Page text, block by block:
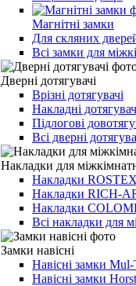
Магнітні замки
Для скляних
Всі замки для
Дверні дотягувачі
Врізні дотягувачі
Накладні
Підлогові
Всі дверні
Накладки для
Накладки ROSTEX
Накладки RICH-
Накладки
Всі накладки для
Замки навісні
Навісні замки
Навісні замки Horst